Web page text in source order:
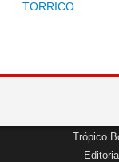
TORRICO
Trópico